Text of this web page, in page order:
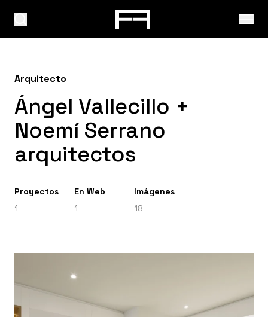
Arquitecto
Ángel Vallecillo +
Noemí Serrano
arquitectos
Proyectos
1
En Web
1
Imágenes
18